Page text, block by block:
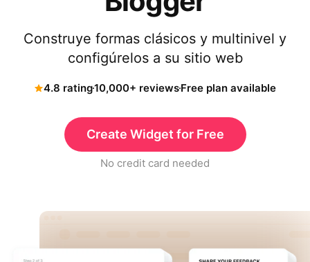
Construye formas clásicos y multinivel y
configúrelos a su sitio web
4.8 rating10,000+ reviewsFree plan available
Create Widget for Free
No credit card needed